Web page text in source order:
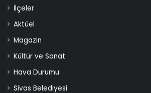
İlçeler
Aktüel
Magazin
Kültür ve Sanat
Hava Durumu
Sivas Belediyesi